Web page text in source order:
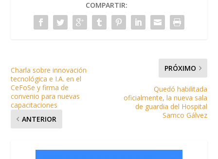
COMPARTIR:
Charla sobre innovación
tecnológica e I.A. en el
CeFoSe y firma de
convenio para nuevas
capacitaciones
ANTERIOR
PRÓXIMO
Quedó habilitada
oficialmente, la nueva sala
de guardia del Hospital
Samco Gálvez